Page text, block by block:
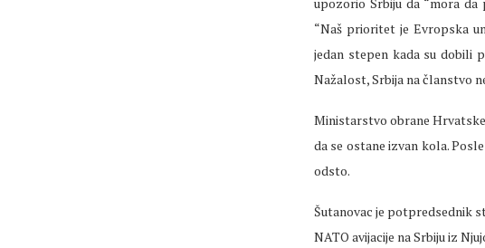
“Naš prioritet je Evropska
jedan stepen kada su dobili
Nažalost, Srbija na članstvo
Ministarstvo obrane Hrvatske
da se ostane izvan kola.
odsto.
Šutanovac je potpredsednik
NATO avijacije na Srbiju iz